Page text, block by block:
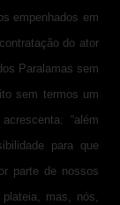
empenhados em
do ator
Paralamas sem
sem termos um
“além
para que
parte de nossos
mas, nós,